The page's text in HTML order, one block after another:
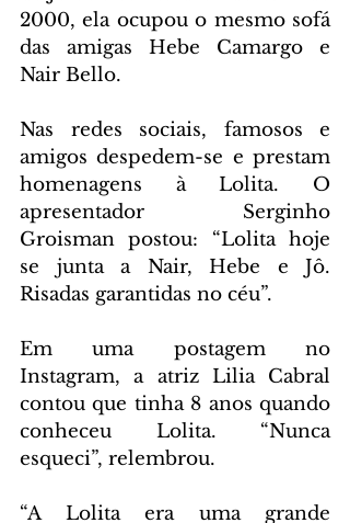
2000, ela ocupou o mesmo sofá
das amigas Hebe Camargo e
Nair Bello.
Nas redes sociais, famosos e
amigos despedem-se e prestam
homenagens à Lolita. O
apresentador Serginho
Groisman postou: “Lolita hoje
se junta a Nair, Hebe e Jô.
Risadas garantidas no céu”.
Em uma postagem no
Instagram, a atriz Lilia Cabral
contou que tinha 8 anos quando
conheceu Lolita. “Nunca
esqueci”, relembrou.
“A Lolita era uma grande